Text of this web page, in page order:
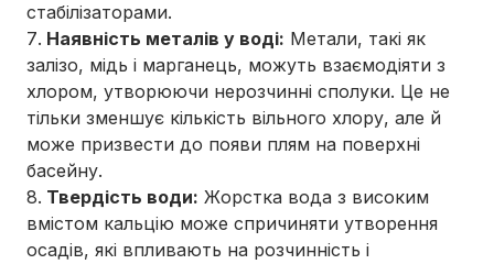
стабілізаторами.
Наявність металів у воді: Метали, такі як
залізо, мідь і марганець, можуть взаємодіяти з
хлором, утворюючи нерозчинні сполуки. Це не
тільки зменшує кількість вільного хлору, але й
може призвести до появи плям на поверхні
басейну.
Твердість води: Жорстка вода з високим
вмістом кальцію може спричиняти утворення
осадів, які впливають на розчинність і